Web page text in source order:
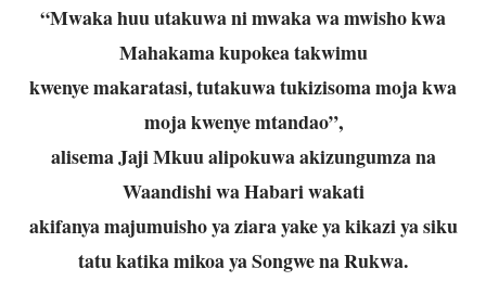
“Mwaka huu utakuwa ni mwaka wa mwisho kwa
Mahakama kupokea takwimu
kwenye makaratasi, tutakuwa tukizisoma moja kwa
moja kwenye mtandao”,
alisema Jaji Mkuu alipokuwa akizungumza na
Waandishi wa Habari wakati
akifanya majumuisho ya ziara yake ya kikazi ya siku
tatu katika mikoa ya Songwena Rukwa.